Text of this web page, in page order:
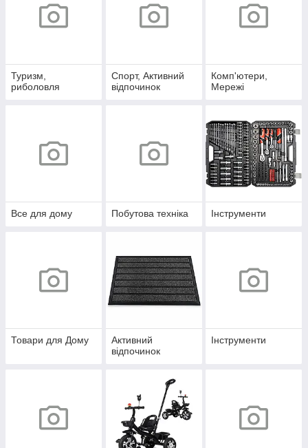
Туризм,
риболовля
Спорт, Активний
відпочинок
Комп'ютери,
Мережі
Все для дому Побутова техніка Інструменти
Товари для Дому
Активний
відпочинок
Інструменти